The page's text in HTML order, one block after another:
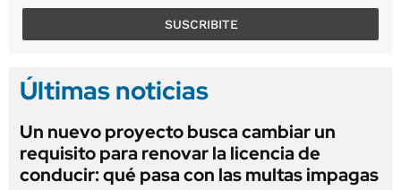
SUSCRIBITE
Últimas noticias
Un nuevo proyecto busca cambiar un
requisito para renovar la licencia de
conducir: qué pasa con las multas impagas